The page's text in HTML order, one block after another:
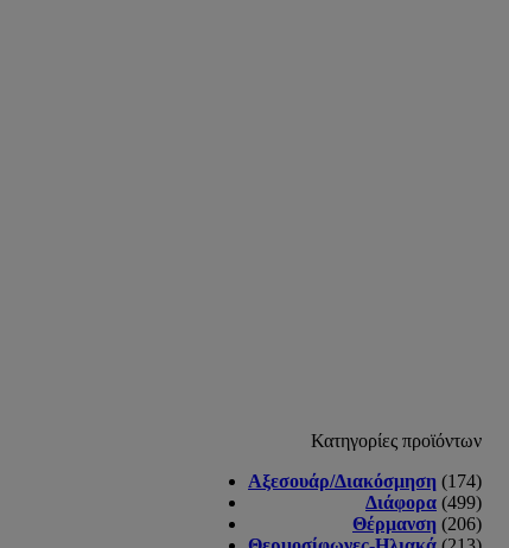
Κατηγορίες προϊόντων
Αξεσουάρ/Διακόσμηση (174)
Διάφορα (499)
Θέρμανση (206)